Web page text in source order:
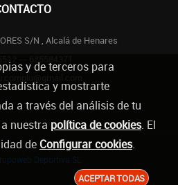
S/N , Alcalá de Henares
Deportiva SL
y de terceros para
y mostrarte
a través del análisis de tu
nuestra política de cookies. El
de Configurar cookies.
ACEPTAR TODAS